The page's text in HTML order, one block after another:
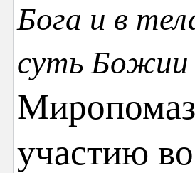
Бога и в
суть Божии
участию